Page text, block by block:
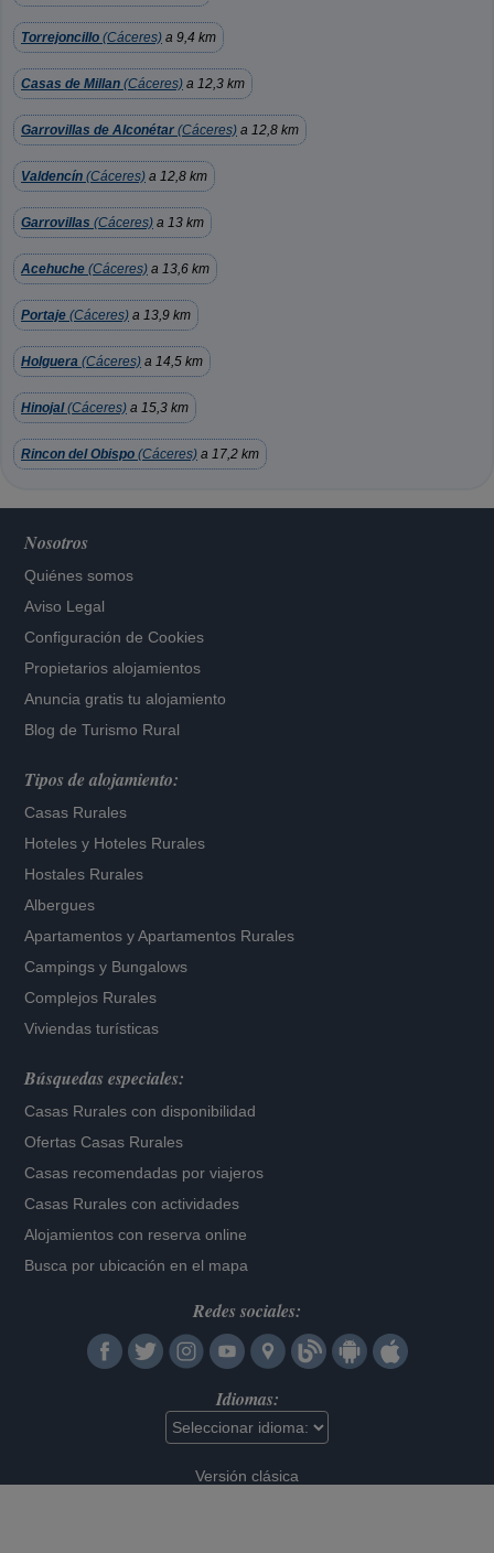
Torrejoncillo (Cáceres) a 9,4 km
Casas de Millan (Cáceres) a 12,3 km
Garrovillas de Alconétar (Cáceres) a 12,8 km
Valdencín (Cáceres) a 12,8 km
Garrovillas (Cáceres) a 13 km
Acehuche (Cáceres) a 13,6 km
Portaje (Cáceres) a 13,9 km
Holguera (Cáceres) a 14,5 km
Hinojal(Cáceres) a 15,3 km
Rincon del Obispo (Cáceres) a 17,2 km
Nosotros
Quiénes somos
Aviso Legal
Configuración de Cookies
Propietarios alojamientos
Anuncia gratis tu alojamiento
Blog de Turismo Rural
Tipos de alojamiento:
Casas Rurales
Hoteles y Hoteles Rurales
Hostales Rurales
Albergues
Apartamentos yApartamentos Rurales
Campings y Bungalows
Complejos Rurales
Viviendas turísticas
Búsquedas especiales:
Casas Rurales con disponibilidad
Ofertas Casas Rurales
Casas recomendadas por viajeros
Casas Rurales con actividades
Alojamientos con reserva online
Busca por ubicación en el mapa
Redes sociales:
Idiomas:
Versión clásica